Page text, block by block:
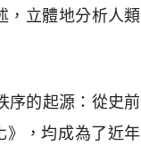
，立體地分析人類
序的起源：從史前
》，均成為了近年